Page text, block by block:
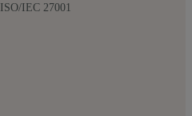
ISO/IEC 27001